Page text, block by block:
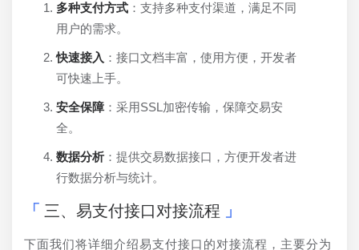
多种支付方式 ：支持多种支付渠道，满足不同
用户的需求。
快速接入 ：接口文档丰富，使用方便，开发者
可快速上手。
安全保障 ：采用SSL加密传输，保障交易安
全。
数据分析 ：提供交易数据接口，方便开发者进
行数据分析与统计。
三、易支付接口对接流程
下面我们将详细介绍易支付接口的对接流程，主要分为